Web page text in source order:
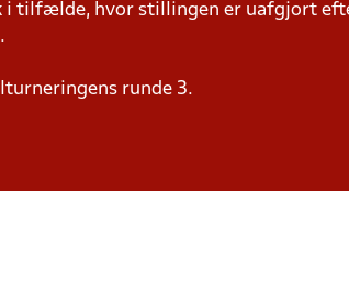
i tilfælde, hvor stillingen er uafgjort
runde 3.